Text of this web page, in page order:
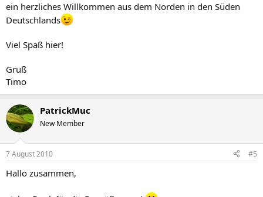
ein herzliches Willkommen aus dem Norden in den Süden
Deutschlands
Viel Spaß hier!
Gruß
Timo
PatrickMuc
New Member
7 August 2010 #5
Hallo zusammen,